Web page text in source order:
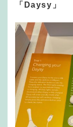
「Daysy」